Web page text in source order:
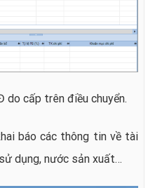
do cấp trên điều chuyển.
báo các thông tin về tài
dụng, nước sản xuất…